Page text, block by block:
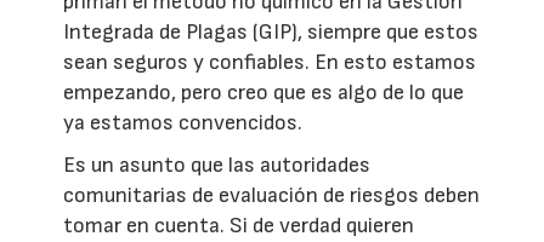
Integrada de Plagas (GIP), siempre que estos
sean seguros y confiables. En esto estamos
empezando, pero creo que es algo de lo que
ya estamos convencidos.
Es un asunto que las autoridades
comunitarias de evaluación de riesgos deben
tomar en cuenta. Si de verdad quieren